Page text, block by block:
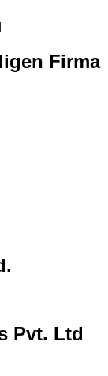
Firma
Pvt. Ltd